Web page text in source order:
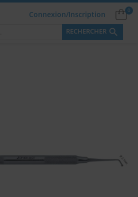
0
Connexion/Inscription
RECHERCHER 